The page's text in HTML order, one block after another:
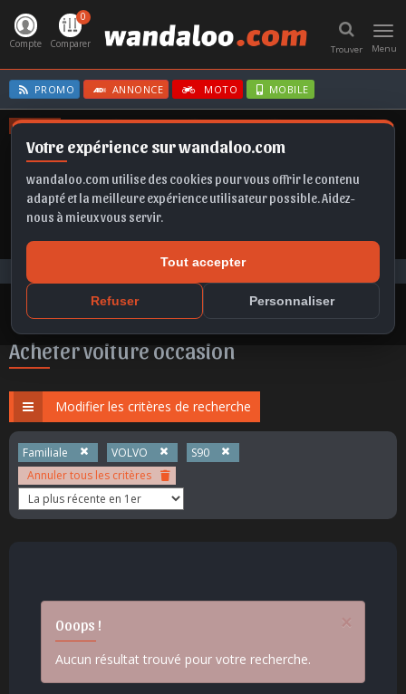
Votre expérience sur wandaloo.com
wandaloo.com utilise des cookies pour vous offrir le contenu
adapté et la meilleure expérience utilisateur possible. Aidez-
nous à mieux vous servir.
Tout accepter
Refuser Personnaliser
Menu
Trouver
Compte
0
Comparer
PROMO ANNONCE MOTO MOBILE
OFFRES
FABIA FRONTERA EV
Voiture Occasion Maroc Acheter Volvo S90 occasion au Maroc
Acheter voiture occasion
Modifier les critères de recherche
Familiale VOLVO
S90
Annuler tous les critères
×
Ooops !
Aucun résultat trouvé pour votre recherche.